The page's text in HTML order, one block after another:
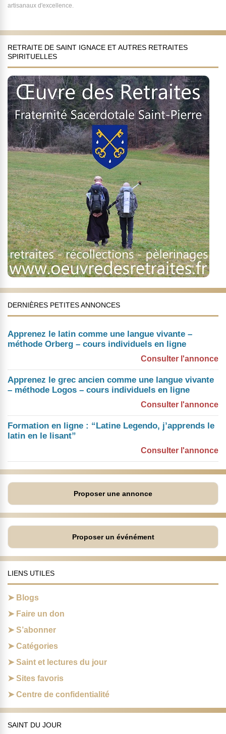
artisanaux d'excellence.
RETRAITE DE SAINT IGNACE ET AUTRES RETRAITES
SPIRITUELLES
DERNIÈRES PETITES ANNONCES
Apprenez le latin comme une langue vivante –
méthode Orberg – cours individuels en ligne
Consulter l'annonce
Apprenez le grec ancien comme une langue vivante
– méthode Logos – cours individuels en ligne
Consulter l'annonce
Formation en ligne : “Latine Legendo, j’apprends le
latin en le lisant”
Consulter l'annonce
Proposer une annonce
Proposer un événément
LIENS UTILES
Blogs
Faire un don
S’abonner
Catégories
Saint et lectures du jour
Sites favoris
Centre de confidentialité
SAINT DU JOUR